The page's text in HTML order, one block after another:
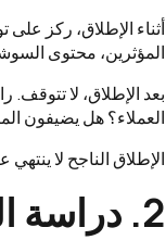
أثناء الإطلاق، ركز على
المؤثرين، محتوى
بعد الإطلاق، لا
العملاء؟ هل يضيفون
الإطلاق الناجح لا
2. دراسة المنافسين بعمق